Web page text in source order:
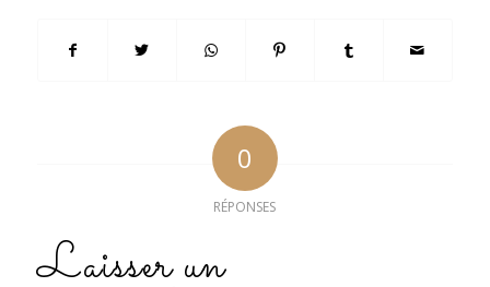
0
RÉPONSES
Laisser un